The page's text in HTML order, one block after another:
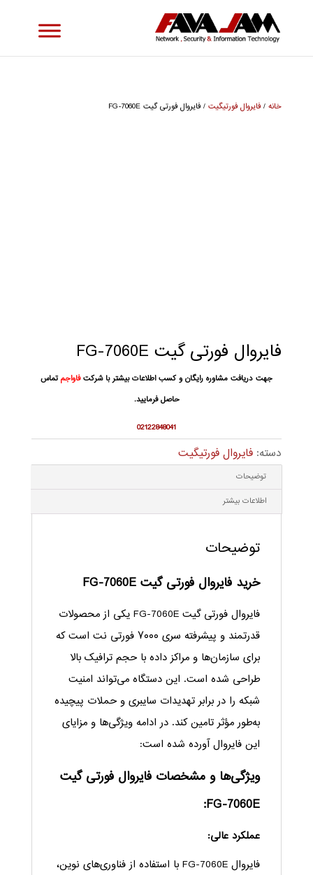
خانه/ فایروال فورتیگیت/ فایروال فورتی گیت FG-7060E
فایروال فورتی گیت FG-7060E
جهت دریافت مشاوره رایگان و کسب اطلاعات بیشتر با شرکتفاواجم تماس
حاصل فرمایید.
02122848041
دسته: فایروال فورتیگیت
توضیحات
اطلاعات بیشتر
توضیحات
خرید فایروال فورتی گیت FG-7060E
فایروال فورتی گیت FG-7060E یکی از محصولات
قدرتمند و پیشرفته سری ۷۰۰۰ فورتی نت است که
برای سازمان‌ها و مراکز داده با حجم ترافیک بالا
طراحی شده است. این دستگاه می‌تواند امنیت
شبکه را در برابر تهدیدات سایبری و حملات پیچیده
به‌طور مؤثر تامین کند. در ادامه ویژگی‌ها و مزایای
این فایروال آورده شده است:
ویژگی‌ها و مشخصات فایروال فورتی گیت
FG-7060E:
عملکرد عالی:
فایروال FG-7060E با استفاده از فناوری‌های نوین،